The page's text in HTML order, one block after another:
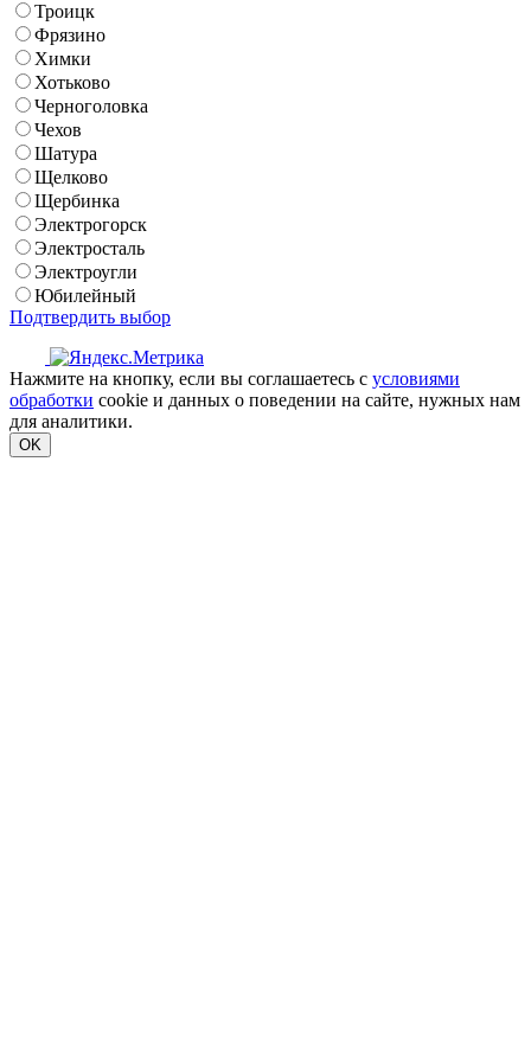
Троицк
Фрязино
Химки
Хотьково
Черноголовка
Чехов
Шатура
Щелково
Щербинка
Электрогорск
Электросталь
Электроугли
Юбилейный
Подтвердить выбор
Нажмите на кнопку, если вы соглашаетесь с условиями
обработки cookie и данных о поведении на сайте, нужных нам
для аналитики.
OK